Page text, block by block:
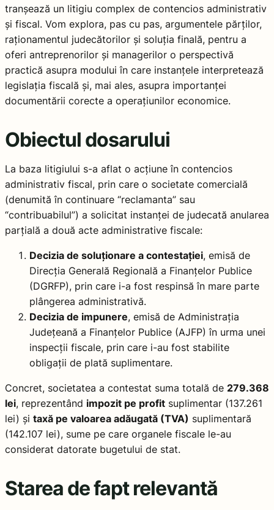
tranșează un litigiu complex de contencios administrativ
și fiscal. Vom explora, pas cu pas, argumentele părților,
raționamentul judecătorilor și soluția finală, pentru a
oferi antreprenorilor și managerilor o perspectivă
practică asupra modului în care instanțele interpretează
legislația fiscală și, mai ales, asupra importanței
documentării corecte a operațiunilor economice.
Obiectul dosarului
La baza litigiului s-a aflat o acțiune în contencios
administrativ fiscal, prin care o societate comercială
(denumită în continuare “reclamanta” sau
“contribuabilul”) a solicitat instanței de judecată anularea
parțială a două acte administrative fiscale:
Decizia de soluționare a contestației, emisă de
Direcția Generală Regională a Finanțelor Publice
(DGRFP), prin care i-a fost respinsă în mare parte
plângerea administrativă.
Decizia de impunere, emisă de Administrația
Județeană a Finanțelor Publice (AJFP) în urma unei
inspecții fiscale, prin care i-au fost stabilite
obligații de plată suplimentare.
Concret, societatea a contestat suma totală de 279.368
lei, reprezentând impozit pe profit suplimentar (137.261
lei) și taxă pe valoarea adăugată (TVA) suplimentară
(142.107 lei), sume pe care organele fiscale le-au
considerat datorate bugetului de stat.
Starea de fapt relevantă